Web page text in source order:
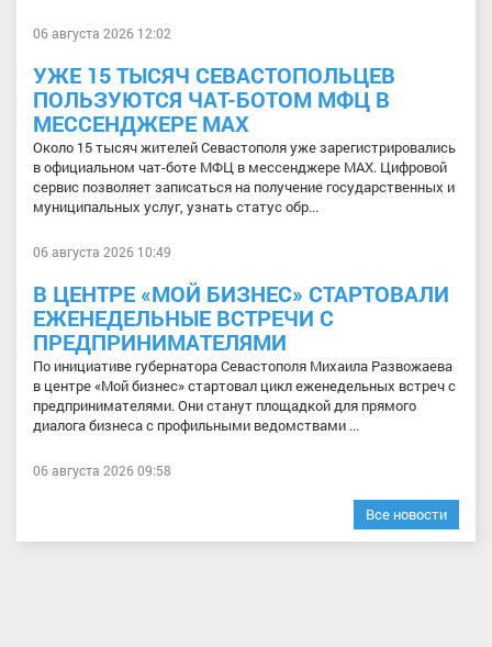
06 августа 2026 12:02
УЖЕ 15 ТЫСЯЧ СЕВАСТОПОЛЬЦЕВ
ПОЛЬЗУЮТСЯ ЧАТ-БОТОМ МФЦ В
МЕССЕНДЖЕРЕ МАХ
Около 15 тысяч жителей Севастополя уже зарегистрировались
в официальном чат-боте МФЦ в мессенджере МАХ. Цифровой
сервис позволяет записаться на получение государственных и
муниципальных услуг, узнать статус обр...
06 августа 2026 10:49
В ЦЕНТРЕ «МОЙ БИЗНЕС» СТАРТОВАЛИ
ЕЖЕНЕДЕЛЬНЫЕ ВСТРЕЧИ С
ПРЕДПРИНИМАТЕЛЯМИ
По инициативе губернатора Севастополя Михаила Развожаева
в центре «Мой бизнес» стартовал цикл еженедельных встреч с
предпринимателями. Они станут площадкой для прямого
диалога бизнеса с профильными ведомствами ...
06 августа 2026 09:58
Все новости